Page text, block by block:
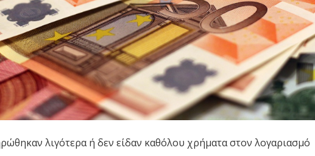
λιγότερα ή δεν είδαν καθόλου χρήματα στον λογαριασμό